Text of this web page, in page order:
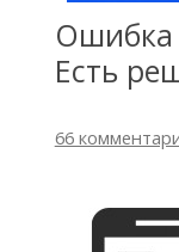
Ошибка
Есть
66